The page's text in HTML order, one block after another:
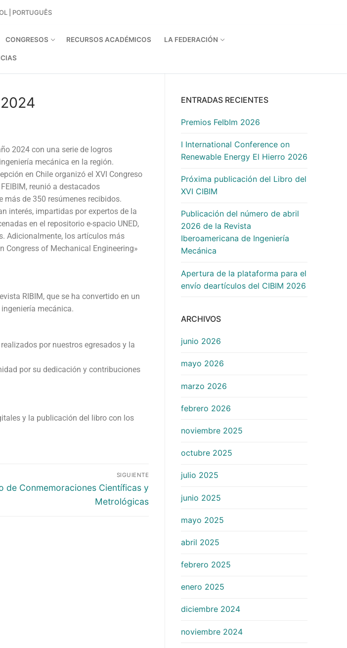
PORTUGUÊS
CONGRESOS RECURSOS ACADÉMICOS LA FEDERACIÓN
2024 con una serie de logros
mecánica en la región.
en Chile organizó el XVI Congreso
reunió a destacados
más de 350 resúmenes recibidos.
interés, impartidas por expertos de la
en el repositorio e-spacio UNED,
Adicionalmente, los artículos más
Congress of Mechanical Engineering»
RIBIM, que se ha convertido en un
mecánica.
por nuestros egresados y la
por su dedicación y contribuciones
y la publicación del libro con los
SIGUIENTE
de Conmemoraciones Científicas y
Metrológicas
ENTRADAS RECIENTES
Premios FeIbIm 2026
I International Conference on
Renewable Energy El Hierro 2026
Próxima publicación del Libro del
XVI CIBIM
Publicación del número de abril
2026 de la Revista
Iberoamericana de Ingeniería
Mecánica
Apertura de la plataforma para el
envío deartículos del CIBIM 2026
ARCHIVOS
junio 2026
mayo 2026
marzo 2026
febrero 2026
noviembre 2025
octubre 2025
julio 2025
junio 2025
mayo 2025
abril 2025
febrero 2025
enero 2025
diciembre 2024
noviembre 2024